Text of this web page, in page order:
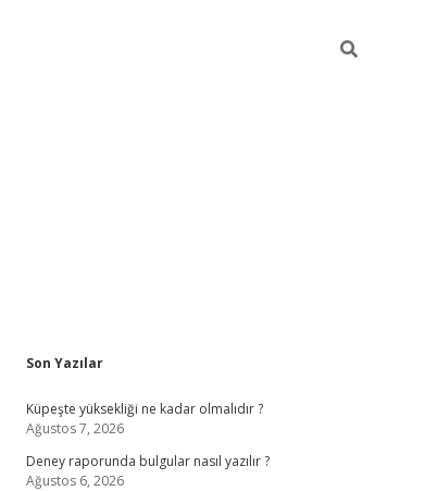
Sidebar
Son Yazılar
Küpeşte yüksekliği ne kadar olmalıdır ?
Ağustos 7, 2026
Deney raporunda bulgular nasıl yazılır ?
Ağustos 6, 2026